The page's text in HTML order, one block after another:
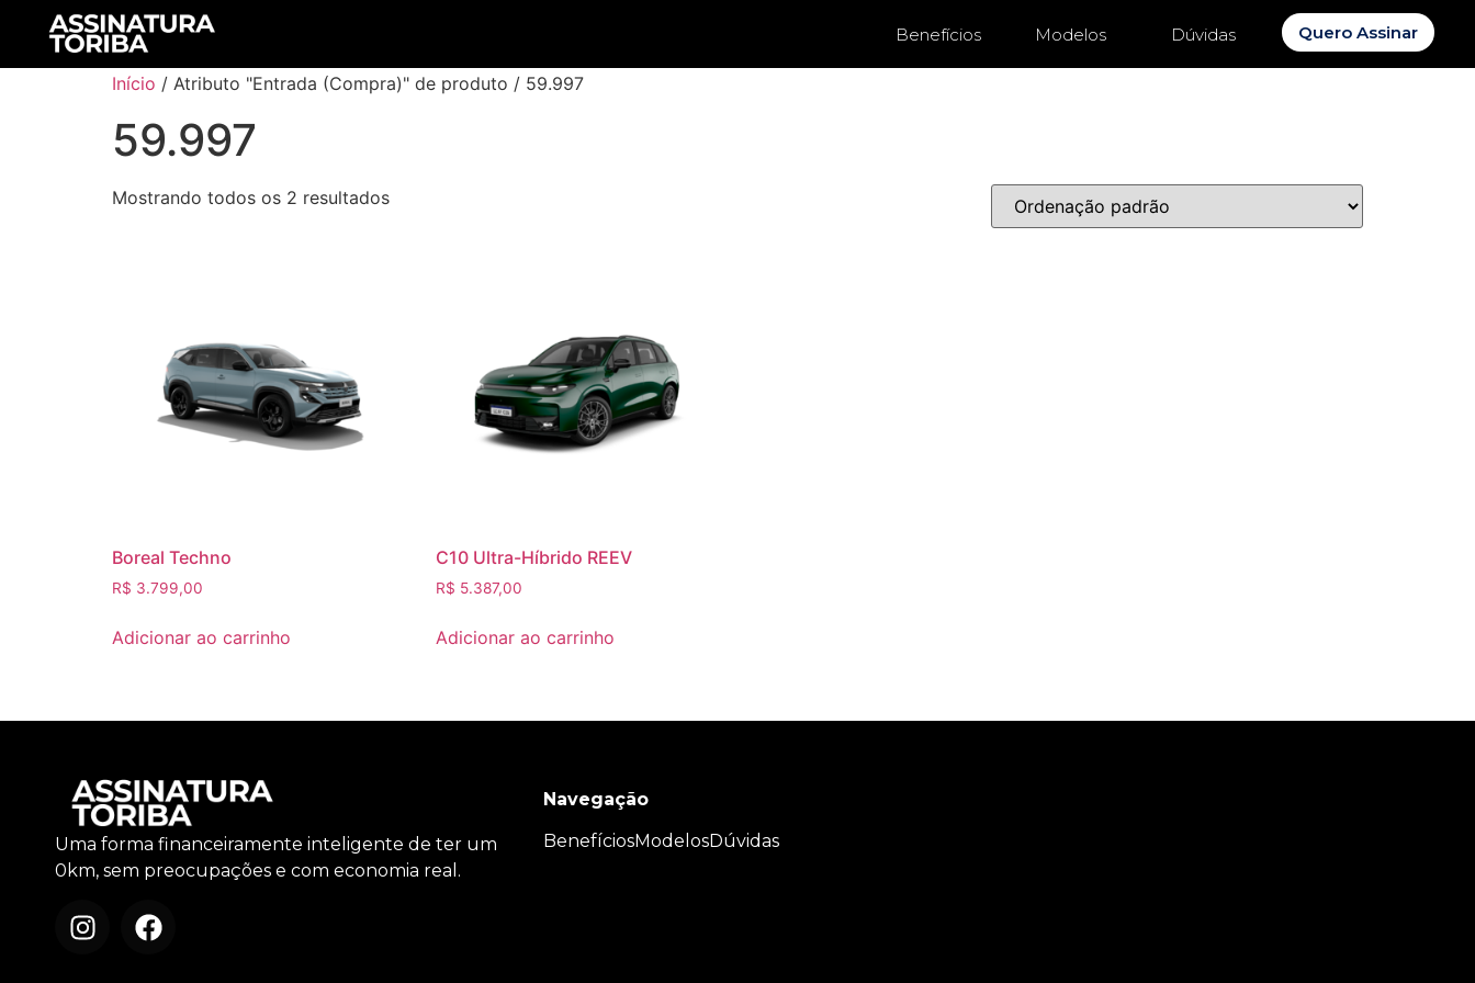
Benefícios Modelos Dúvidas Quero Assinar
Início / Atributo "Entrada (Compra)" de produto / 59.997
59.997
Mostrando todos os 2 resultados
Boreal Techno
R$ 3.799,00
Adicionar ao carrinho
C10 Ultra-Híbrido REEV
R$ 5.387,00
Adicionar ao carrinho
Uma forma financeiramente inteligente de ter um
0km, sem preocupações e com economia real.
Navegação
BenefíciosModelosDúvidas